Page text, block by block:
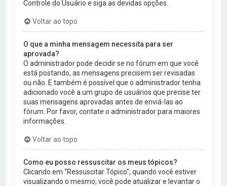
Controle do Usuário e siga as devidas opções.
Voltar ao topo
O que a minha mensagem necessita para ser
aprovada?
O administrador pode decidir se no fórum em que você
está postando, as mensagens precisem ser revisadas
ou não. E também é possível que o administrador tenha
adicionado você a um grupo de usuários que precise ter
suas mensagens aprovadas antes de enviá-las ao
fórum. Por favor, contate o administrador para maiores
informações.
Voltar ao topo
Como eu posso ressuscitar os meus tópicos?
Clicando em “Ressuscitar Tópico”, quando você estiver
visualizando o mesmo, você pode atualizar e levantar o